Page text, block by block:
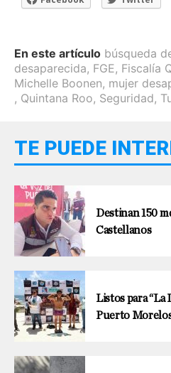
En este artículo búsqueda
desaparecida, FGE, Fiscalía
Michelle Boonen, mujer
, Quintana Roo, Seguridad,
TE PUEDE
Destinan 150
Castellanos
Listos para “La
Puerto